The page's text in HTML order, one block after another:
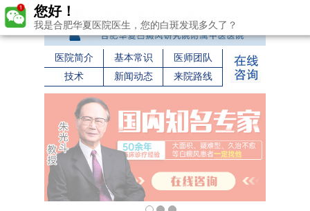
医院简介 基本常识
医师团队
技术
新闻动态 来院路线
您好！
我是合肥华夏医院医生，您的白斑发现多久了？